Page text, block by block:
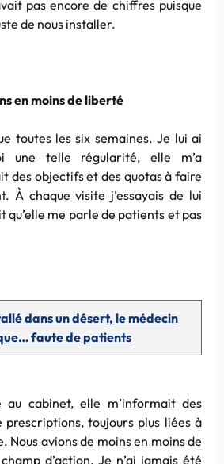
pas encore de chiffres puisque
de nous installer.
en moins de liberté
toutes les six semaines. Je lui ai
une telle régularité, elle m’a
des objectifs et des quotas à faire
À chaque visite j’essayais de lui
qu’elle me parle de patients et pas
dans un désert, le médecin
faute de patients
au cabinet, elle m’informait des
prescriptions, toujours plus liées à
Nous avions de moins en moins de
d’action. Je n’ai jamais été